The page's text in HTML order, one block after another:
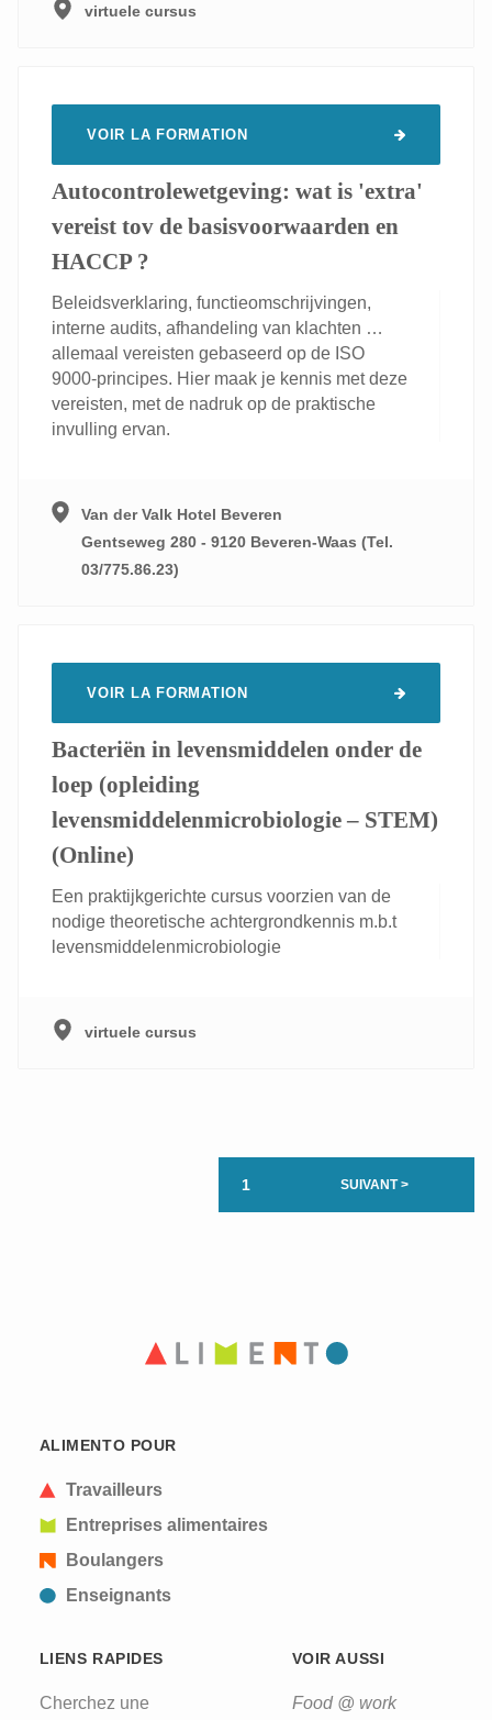
virtuele cursus
VOIR LA FORMATION
Autocontrolewetgeving: wat is 'extra'
vereist tov de basisvoorwaarden en
HACCP ?
Beleidsverklaring, functieomschrijvingen,
interne audits, afhandeling van klachten …
allemaal vereisten gebaseerd op de ISO
9000-principes. Hier maak je kennis met deze
vereisten, met de nadruk op de praktische
invulling ervan.
Van der Valk Hotel Beveren
Gentseweg 280 - 9120 Beveren-Waas (Tel.
03/775.86.23)
VOIR LA FORMATION
Bacteriën in levensmiddelen onder de
loep (opleiding
levensmiddelenmicrobiologie – STEM)
(Online)
Een praktijkgerichte cursus voorzien van de
nodige theoretische achtergrondkennis m.b.t
levensmiddelenmicrobiologie
virtuele cursus
1 SUIVANT >
ALIMENTO POUR
Travailleurs
Entreprises alimentaires
Boulangers
Enseignants
LIENS RAPIDES
Cherchez une
VOIR AUSSI
Food @ work